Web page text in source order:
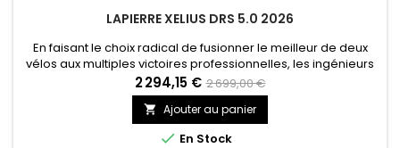
LAPIERRE XELIUS DRS 5.0 2026
En faisant le choix radical de fusionner le meilleur de deux
vélos aux multiples victoires professionnelles, les ingénieurs
Lapierre ont fait un choix fort. Pourtant, cette machine ne
saurait se réduire à la seule vitesse : ces nouvelles lignes
racées, son design épuré (notamment visible au niveau de
la fourche) offrent une toute nouvelle perspective....
2 294,15 € 2 699,00 €
 Ajouter au panier
 En Stock